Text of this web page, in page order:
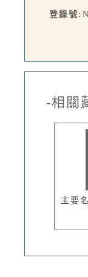
登錄號:
-相關
主要